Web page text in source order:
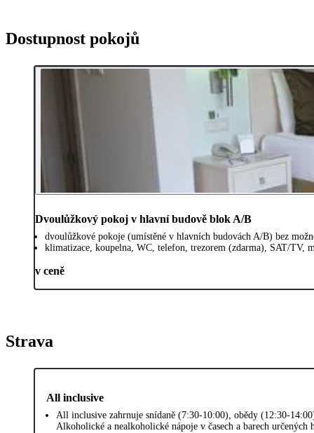
Dostupnost pokojů
Dvoulůžkový pokoj v hlavní budově blok A/B
dvoulůžkové pokoje (umístěné v hlavních budovách A/B) bez
klimatizace, koupelna, WC, telefon, trezorem (zdarma), SAT/TV,
v ceně
Strava
All inclusive
All inclusive zahrnuje snídaně (7:30-10:00), obědy (12:30-
Alkoholické a nealkoholické nápoje v časech a barech